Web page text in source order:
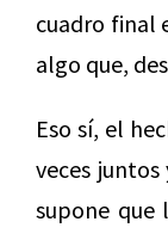
cuadro final
algo que,
Eso sí, el
veces
supone que